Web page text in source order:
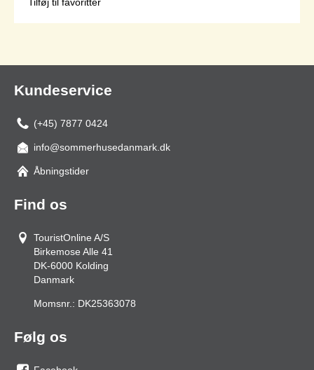
Kundeservice
(+45) 7877 0424
info@sommerhusedanmark.dk
Åbningstider
Find os
TouristOnline A/S
Birkemose Alle 41
DK-6000 Kolding
Danmark
Momsnr.: DK25363078
Følg os